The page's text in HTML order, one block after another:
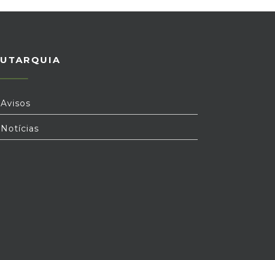
Avisos
Notícias